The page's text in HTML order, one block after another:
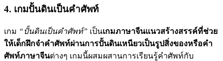
4. เกมปั้นดินเป็นคำศัพท์
เกม “ปั้นดินเป็นคำศัพท์” เป็นเกมภาษาจีนแนวสร้างสรรค์ที่ช่วย
ให้เด็กฝึกจำคำศัพท์ผ่านการปั้นดินเหนียวเป็นรูปสิ่งของหรือคำ
ศัพท์ภาษาจีนต่างๆ เกมนี้ผสมผสานการเรียนรู้คำศัพท์กับ